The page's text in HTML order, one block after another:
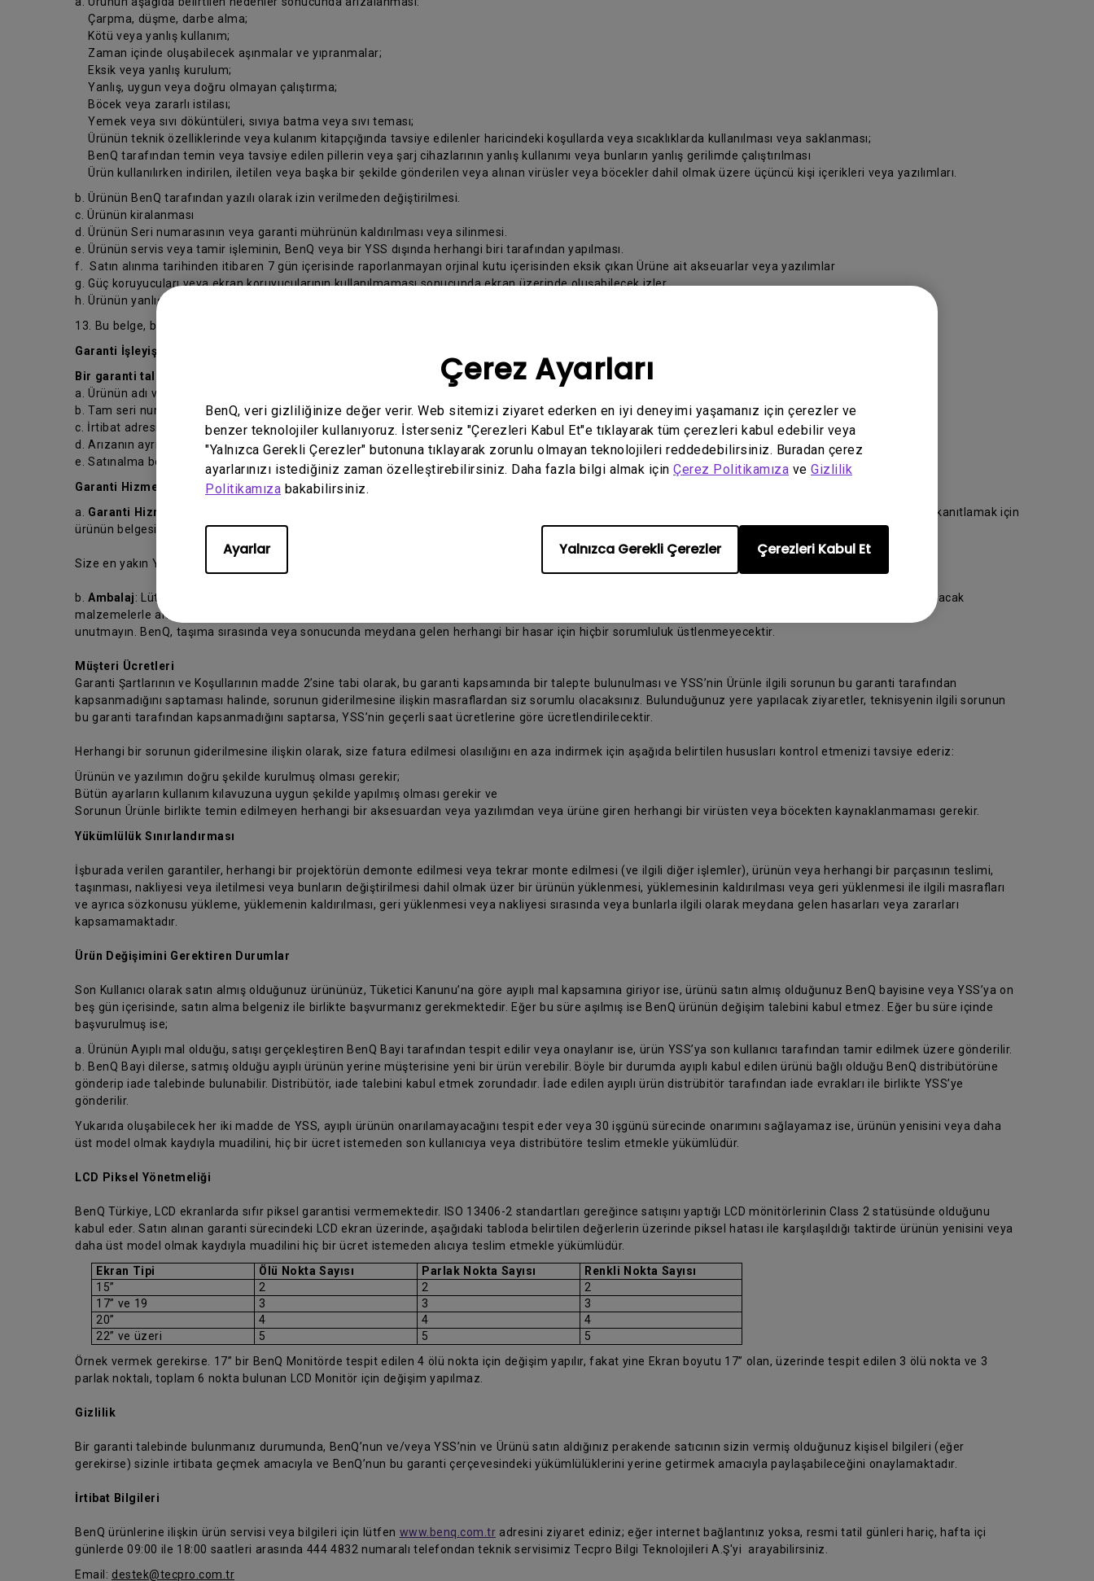
Çerez Ayarları
BenQ, veri gizliliğinize değer verir. Web sitemizi ziyaret ederken en iyi deneyimi yaşamanız için çerezler ve
benzer teknolojiler kullanıyoruz. İsterseniz "Çerezleri Kabul Et"e tıklayarak tüm çerezleri kabul edebilir veya
"Yalnızca Gerekli Çerezler" butonuna tıklayarak zorunlu olmayan teknolojileri reddedebilirsiniz. Buradan çerez
ayarlarınızı istediğiniz zaman özelleştirebilirsiniz. Daha fazla bilgi almak için Çerez Politikamıza ve Gizlilik
Politikamıza bakabilirsiniz.
Ayarlar Yalnızca Gerekli Çerezler Çerezleri Kabul Et
Çarpma, düşme, darbe alma;
Kötü veya yanlış kullanım;
Zaman içinde oluşabilecek aşınmalar ve yıpranmalar;
Eksik veya yanlış kurulum;
Yanlış, uygun veya doğru olmayan çalıştırma;
Böcek veya zararlı istilası;
Yemek veya sıvı döküntüleri, sıvıya batma veya sıvı teması;
Ürünün teknik özelliklerinde veya kulanım kitapçığında tavsiye edilenler haricindeki koşullarda veya sıcaklıklarda kullanılması veya saklanması;
BenQ tarafından temin veya tavsiye edilen pillerin veya şarj cihazlarının yanlış kullanımı veya bunların yanlış gerilimde çalıştırılması
Ürün kullanılırken indirilen, iletilen veya başka bir şekilde gönderilen veya alınan virüsler veya böcekler dahil olmak üzere üçüncü kişi içerikleri veya yazılımları.
b. Ürünün BenQ tarafından yazılı olarak izin verilmeden değiştirilmesi.
c. Ürünün kiralanması
d. Ürünün Seri numarasının veya garanti mührünün kaldırılması veya silinmesi.
e. Ürünün servis veya tamir işleminin, BenQ veya bir YSS dışında herhangi biri tarafından yapılması.
f. Satın alınma tarihinden itibaren 7 gün içerisinde raporlanmayan orjinal kutu içerisinden eksik çıkan Ürüne ait akseuarlar veya yazılımlar
g. Güç koruyucuları veya ekran koruyucularının kullanılmaması sonucunda ekran üzerinde oluşabilecek izler
h. Ürünün yanlış kullanılması veya normal ayarlarının yanlış yapılması.
13. Bu belge, bu belgenin ilgili olduğu sözleşme ve siz ve BenQ arasındaki ilişki, Ürünü satın aldığınız Türkiye’de yürürlükte olan yasalara göre yürütülecektir.
Garanti İşleyişi
Bir garanti talebi başlatmadan önce, lütfen aşağıda belirtilen bilgileri hazırlayınız:
a. Ürünün adı veya model numarası;
b. Tam seri numarası;
c. İrtibat adresiniz, e-postanız, telefon ve faks numaralarınız;
d. Arızanın ayrıntılı açıklaması ve
e. Satınalma belgesi.
Garanti Hizmeti Almak İçin.
a. Garanti Hizmeti
: Garanti hizmeti almak için, ürünü tamir için bir BenQ Yetkili Servis Sağlayıcısına (YSS) gönderin veya götürün. Lütfen satın alma tarihini kanıtlamak için
ürünün belgesini de koymayı unutmayın.
Size en yakın YSS’yi bulmak için lütfen
b. Ambalaj: Lütfen Ürünün taşıma sırasında hasar görebileceğini dikkate alınız. Orijinal ambalaj malzemesiyle veya Ürünün hasarsız teslim alınmasını sağlayacak
malzemelerle ambalajlayınız. Satınalma belgenizin kopyasını koymayı
unutmayın. BenQ, taşıma sırasında veya sonucunda meydana gelen herhangi bir hasar için hiçbir sorumluluk üstlenmeyecektir.
Müşteri Ücretleri
Garanti Şartlarının ve Koşullarının madde 2’sine tabi olarak, bu garanti kapsamında bir talepte bulunulması ve YSS’nin Ürünle ilgili sorunun bu garanti tarafından
kapsanmadığını saptaması halinde, sorunun giderilmesine ilişkin masraflardan siz sorumlu olacaksınız. Bulunduğunuz yere yapılacak ziyaretler, teknisyenin ilgili sorunun
bu garanti tarafından kapsanmadığını saptarsa, YSS’nin geçerli saat ücretlerine göre ücretlendirilecektir.
Herhangi bir sorunun giderilmesine ilişkin olarak, size fatura edilmesi olasılığını en aza indirmek için aşağıda belirtilen hususları kontrol etmenizi tavsiye ederiz:
Ürünün ve yazılımın doğru şekilde kurulmuş olması gerekir;
Bütün ayarların kullanım kılavuzuna uygun şekilde yapılmış olması gerekir ve
Sorunun Ürünle birlikte temin edilmeyen herhangi bir aksesuardan veya yazılımdan veya ürüne giren herhangi bir virüsten veya böcekten kaynaklanmaması gerekir.
Yükümlülük Sınırlandırması
İşburada verilen garantiler, herhangi bir projektörün demonte edilmesi veya tekrar monte edilmesi (ve ilgili diğer işlemler), ürünün veya herhangi bir parçasının teslimi,
taşınması, nakliyesi veya iletilmesi veya bunların değiştirilmesi dahil olmak üzer bir ürünün yüklenmesi, yüklemesinin kaldırılması veya geri yüklenmesi ile ilgili masrafları
ve ayrıca sözkonusu yükleme, yüklemenin kaldırılması, geri yüklenmesi veya nakliyesi sırasında veya bunlarla ilgili olarak meydana gelen hasarları veya zararları
kapsamamaktadır.
Ürün Değişimini Gerektiren Durumlar
Son Kullanıcı olarak satın almış olduğunuz ürününüz, Tüketici Kanunu’na göre ayıplı mal kapsamına giriyor ise, ürünü satın almış olduğunuz BenQ bayisine veya YSS’ya on
beş gün içerisinde, satın alma belgeniz ile birlikte başvurmanız gerekmektedir. Eğer bu süre aşılmış ise BenQ ürünün değişim talebini kabul etmez. Eğer bu süre içinde
başvurulmuş ise;
a. Ürünün Ayıplı mal olduğu, satışı gerçekleştiren BenQ Bayi tarafından tespit edilir veya onaylanır ise, ürün YSS’ya son kullanıcı tarafından tamir edilmek üzere gönderilir.
b. BenQ Bayi dilerse, satmış olduğu ayıplı ürünün yerine müşterisine yeni bir ürün verebilir. Böyle bir durumda ayıplı kabul edilen ürünü bağlı olduğu BenQ distribütörüne
gönderip iade talebinde bulunabilir. Distribütör, iade talebini kabul etmek zorundadır. İade edilen ayıplı ürün distrübitör tarafından iade evrakları ile birlikte YSS’ye
gönderilir.
Yukarıda oluşabilecek her iki madde de YSS, ayıplı ürünün onarılamayacağını tespit eder veya 30 işgünü sürecinde onarımını sağlayamaz ise, ürünün yenisini veya daha
üst model olmak kaydıyla muadilini, hiç bir ücret istemeden son kullanıcıya veya distribütöre teslim etmekle yükümlüdür.
LCD Piksel Yönetmeliği
BenQ Türkiye, LCD ekranlarda sıfır piksel garantisi vermemektedir. ISO 13406-2 standartları gereğince satışını yaptığı LCD mönitörlerinin Class 2 statüsünde olduğunu
kabul eder. Satın alınan garanti sürecindeki LCD ekran üzerinde, aşağıdaki tabloda belirtilen değerlerin üzerinde piksel hatası ile karşılaşıldığı taktirde ürünün yenisini veya
daha üst model olmak kaydıyla muadilini hiç bir ücret istemeden alıcıya teslim etmekle yükümlüdür.
Ekran Tipi
Ölü Nokta Sayısı Parlak Nokta Sayısı
Renkli Nokta Sayısı
15”
2 2
2
17” ve 19
3 3
3
20”
4 4
4
22” ve üzeri
5 5
5
Örnek vermek gerekirse. 17” bir BenQ Monitörde tespit edilen 4 ölü nokta için değişim yapılır, fakat yine Ekran boyutu 17” olan, üzerinde tespit edilen 3 ölü nokta ve 3
parlak noktalı, toplam 6 nokta bulunan LCD Monitör için değişim yapılmaz.
Gizlilik
Bir garanti talebinde bulunmanız durumunda, BenQ’nun ve/veya YSS’nin ve Ürünü satın aldığınız perakende satıcının sizin vermiş olduğunuz kişisel bilgileri (eğer
gerekirse) sizinle irtibata geçmek amacıyla ve BenQ’nun bu garanti çerçevesindeki yükümlülüklerini yerine getirmek amacıyla paylaşabileceğini onaylamaktadır.
İrtibat Bilgileri
BenQ ürünlerine ilişkin ürün servisi veya bilgileri için lütfen www.benq.com.tr adresini ziyaret ediniz; eğer internet bağlantınız yoksa, resmi tatil günleri hariç, hafta içi
günlerde 09:00 ile 18:00 saatleri arasında 444 4832 numaralı telefondan teknik servisimiz Tecpro Bilgi Teknolojileri A.Ş'yi arayabilirsiniz.
Email: destek@tecpro.com.tr